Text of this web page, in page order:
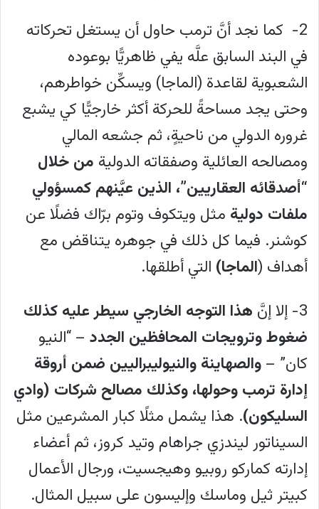
2- كما نجد أنَّ ترمب حاول أن يستغل تحركاته
في البند السابق علَّه يفي ظاهريًّا بوعوده
الشعبوية لقاعدة (الماجا) ويسكِّن خواطرهم،
وحتى يجد مساحةً للحركة أكثر خارجيًّا كي يشبع
غروره الدولي من ناحيةٍ، ثم جشعه المالي
ومصالحه العائلية وصفقاته الدولية من خلال
“أصدقائه العقاريين”، الذين عيَّنهم كمسؤولي
ملفات دولية مثل ويتكوف وتوم برّاك فضلًا عن
كوشنر. فيما كل ذلك في جوهره يتناقض مع
أهداف (الماجا) التي أطلقها.
3- إلا إنَّ
هذا التوجه الخارجي سيطر عليه كذلك
ضغوط وترويجات المحافظين الجدد – “النيو
كان” – والصهاينة والنيوليبراليين ضمن أروقة
إدارة ترمب وحولها، وكذلك مصالح شركات (وادي
السليكون). هذا يشمل مثلًا كبار المشرعين مثل
السيناتور ليندزي جراهام وتيد كروز، ثم أعضاء
إدارته كماركو روبيو وهيجسيت، ورجال الأعمال
كبيتر ثيل وماسك وإليسون على سبيل المثال.